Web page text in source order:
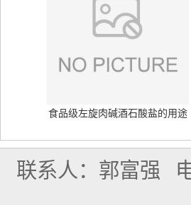
食品级左旋肉碱酒石酸盐的用途
联系人：郭富强